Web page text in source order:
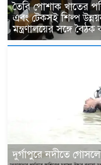
তৈরি পোশাক খাতের
এবং টেকসই শিল্প
মন্ত্রণালয়ের সঙ্গে
দুর্গাপুরে নদীতে